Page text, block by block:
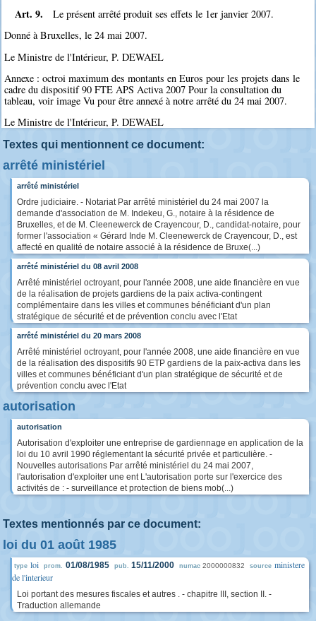
Art. 9.
Le présent arrêté produit ses effets le 1er janvier 2007.
Donné à Bruxelles, le 24 mai 2007.
Le Ministre de l'Intérieur, P. DEWAEL
Annexe : octroi maximum des montants en Euros pour les projets dans le
cadre du dispositif 90 FTE APS Activa 2007 Pour la consultation du
tableau, voir image Vu pour être annexé à notre arrêté du 24 mai 2007.
Le Ministre de l'Intérieur, P. DEWAEL
Textes qui mentionnent ce document:
arrêté ministériel
arrêté ministériel
Ordre judiciaire. - Notariat Par arrêté ministériel du 24 mai 2007 la
demande d'association de M. Indekeu, G., notaire à la résidence de
Bruxelles, et de M. Cleenewerck de Crayencour, D., candidat-notaire, pour
former l'association « Gérard Inde M. Cleenewerck de Crayencour, D., est
affecté en qualité de notaire associé à la résidence de Bruxe(...)
arrêté ministériel du 08 avril 2008
Arrêté ministériel octroyant, pour l'année 2008, une aide financière en vue
de la réalisation de projets gardiens de la paix activa-contingent
complémentaire dans les villes et communes bénéficiant d'un plan
stratégique de sécurité et de prévention conclu avec l'Etat
arrêté ministériel du 20 mars 2008
Arrêté ministériel octroyant, pour l'année 2008, une aide financière en vue
de la réalisation des dispositifs 90 ETP gardiens de la paix-activa dans les
villes et communes bénéficiant d'un plan stratégique de sécurité et de
prévention conclu avec l'Etat
autorisation
autorisation
Autorisation d'exploiter une entreprise de gardiennage en application de la
loi du 10 avril 1990 réglementant la sécurité privée et particulière. -
Nouvelles autorisations Par arrêté ministériel du 24 mai 2007,
l'autorisation d'exploiter une ent L'autorisation porte sur l'exercice des
activités de : - surveillance et protection de biens mob(...)
Textes mentionnés par ce document:
loi du 01 août 1985
type loi prom. 01/08/1985 pub. 15/11/2000 numac 2000000832 source ministere
de l'interieur
Loi portant des mesures fiscales et autres . - chapitre III, section II. -
Traduction allemande